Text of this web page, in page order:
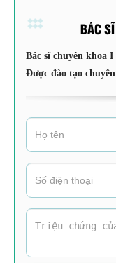
BÁC
Bác sĩ chuyên khoa I
Được đào tạo